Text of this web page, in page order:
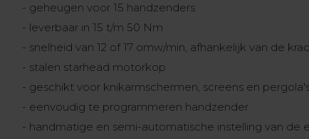
- geheugen voor 15 handzenders
- leverbaar in 15 t/m 50 Nm
- snelheid van 12 of 17 omw/min, afhankelijk van de
- stalen starhead motorkop
- geschikt voor knikarmschermen, screens en
- eenvoudig te programmeren handzender
- handmatige en semi-automatische instelling van de